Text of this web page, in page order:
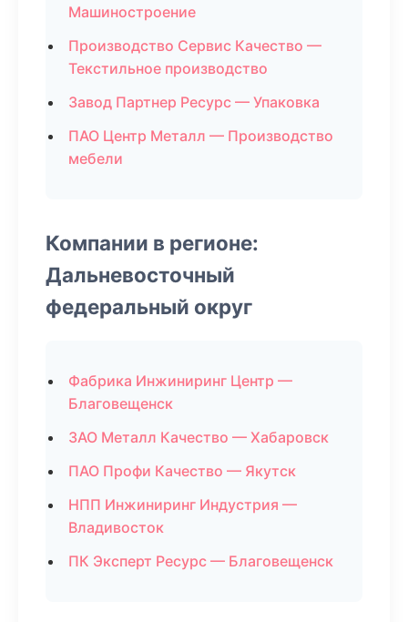
Машиностроение
Производство Сервис Качество —
Текстильное производство
Завод Партнер Ресурс — Упаковка
ПАО Центр Металл — Производство
мебели
Компании в регионе:
Дальневосточный
федеральный округ
Фабрика Инжиниринг Центр —
Благовещенск
ЗАО Металл Качество — Хабаровск
ПАО Профи Качество — Якутск
НПП Инжиниринг Индустрия —
Владивосток
ПК Эксперт Ресурс — Благовещенск